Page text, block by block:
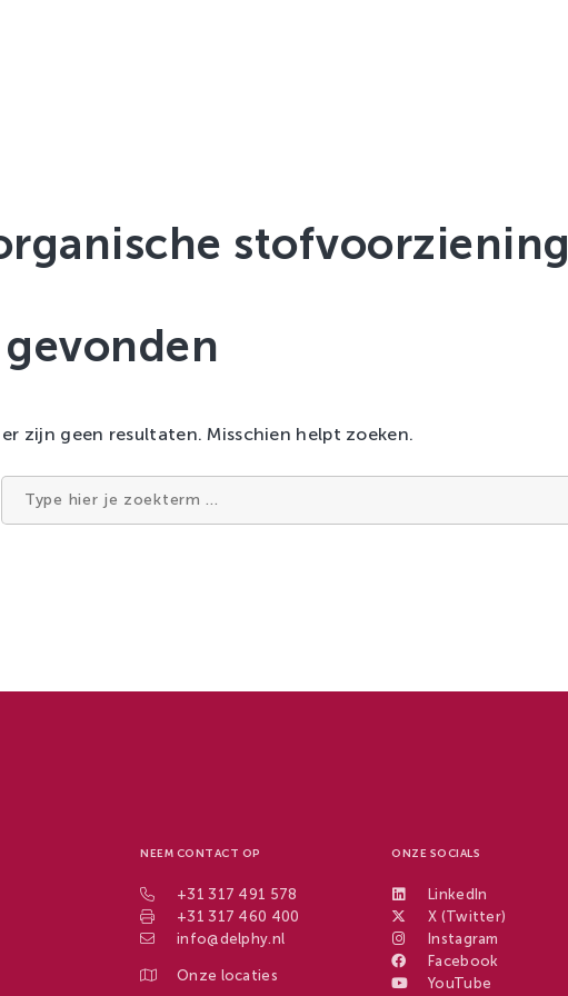
stofvoorziening
er zijn geen resultaten. Misschien helpt zoeken.
Zoek
NEEM CONTACT OP
+31 317 491 578
+31 317 460 400
info@delphy.nl
Onze locaties
ONZE SOCIALS
LinkedIn
X (Twitter)
Instagram
Facebook
YouTube